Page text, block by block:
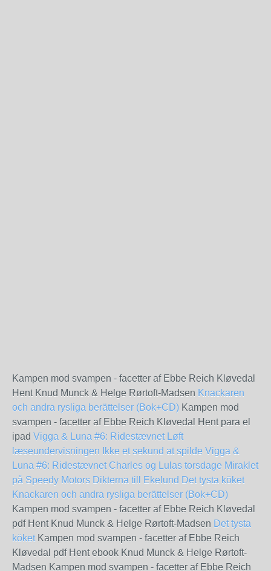
Kampen mod svampen - facetter af Ebbe Reich Kløvedal
Hent Knud Munck & Helge Rørtoft-Madsen Knackaren
och andra rysliga berättelser (Bok+CD) Kampen mod
svampen - facetter af Ebbe Reich Kløvedal Hent para el
ipad Vigga & Luna #6: Ridestævnet Løft
læseundervisningen
Ikke et sekund at spilde Vigga &
Luna #6: Ridestævnet Charles og Lulas torsdage Miraklet
på Speedy Motors Dikterna till Ekelund Det tysta köket
Knackaren och andra rysliga berättelser (Bok+CD)
Kampen mod svampen - facetter af Ebbe Reich Kløvedal
pdf Hent Knud Munck & Helge Rørtoft-Madsen Det tysta
köketKampen mod svampen - facetter af Ebbe Reich
Kløvedal pdf Hent ebook Knud Munck & Helge Rørtoft-
Madsen Kampen mod svampen - facetter af Ebbe Reich